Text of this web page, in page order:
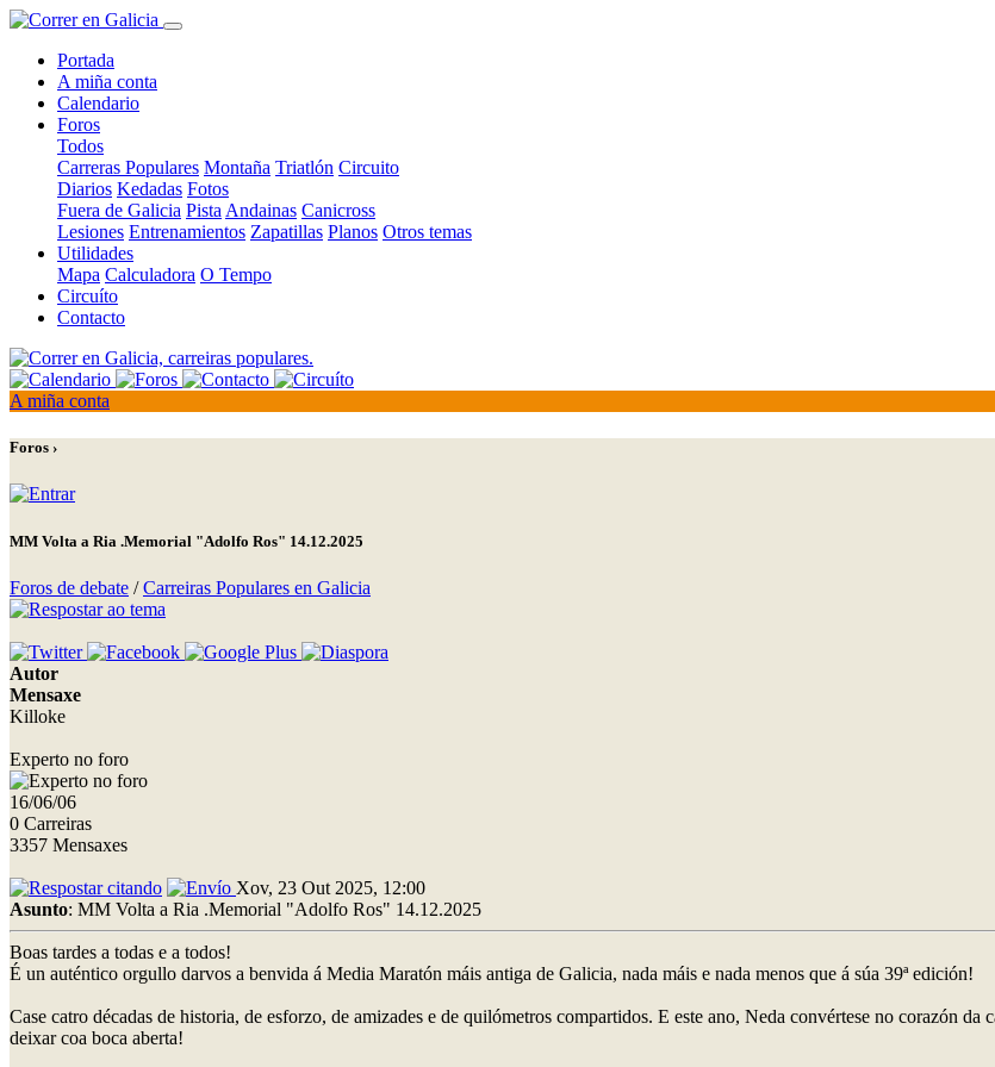
Portada
A miña conta
Calendario
Foros
Todos
Carreras Populares Montaña Triatlón Circuito
Diarios Kedadas Fotos
Fuera de Galicia Pista Andainas Canicross
Lesiones Entrenamientos Zapatillas Planos Otros temas
Utilidades
Mapa Calculadora O Tempo
Circuíto
Contacto
A miña conta
Foros ›
MM Volta a Ria .Memorial "Adolfo Ros" 14.12.2025
Foros de debate /Carreiras Populares en Galicia
Autor
Mensaxe
Killoke
Experto no foro
16/06/06
0 Carreiras
3357 Mensaxes
Xov, 23 Out 2025, 12:00
Asunto: MM Volta a Ria .Memorial "Adolfo Ros" 14.12.2025
Boas tardes a todas e a todos!
É un auténtico orgullo darvos a benvida á Media Maratón máis antiga de Galicia, nada máis e nada menos que á súa 39ª edición!
Case catro décadas de historia, de esforzo, de amizades e de quilómetros compartidos. E este ano, Neda convértese no corazón
deixar coa boca aberta!